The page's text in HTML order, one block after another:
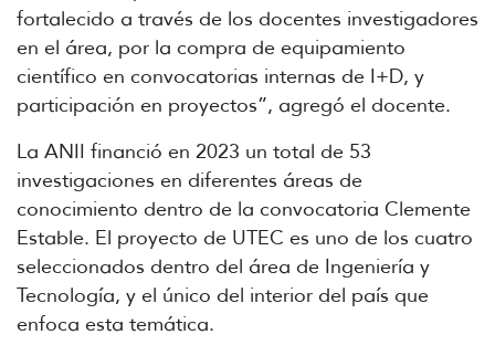
fortalecido a través de los docentes investigadores
en el área, por la compra de equipamiento
científico en convocatorias internas de I+D, y
participación en proyectos”, agregó el docente.
La ANII financió en 2023 un total de 53
investigaciones en diferentes áreas de
conocimiento dentro de la convocatoria Clemente
Estable. El proyecto de UTEC es uno de los cuatro
seleccionados dentro del área de Ingeniería y
Tecnología, y el único del interior del país que
enfoca esta temática.